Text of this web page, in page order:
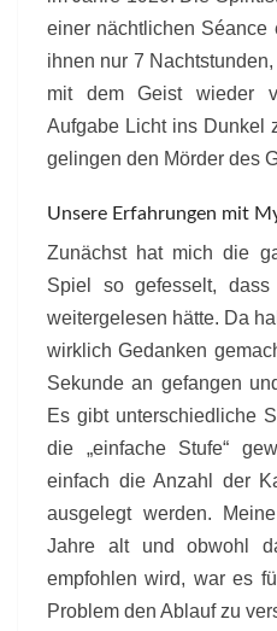
einer nächtlichen
ihnen nur 7
mit dem Geist wieder
Aufgabe Licht ins Dunkel
gelingen den Mörder des
Unsere Erfahrungen mit
Zunächst hat mich die
Spiel so gefesselt,
weitergelesen hätte. Da
wirklich Gedanken
Sekunde an gefangen
Es gibt unterschiedliche
die „einfache Stufe“
einfach die Anzahl der
ausgelegt werden.
Jahre alt und obwohl
empfohlen wird, war es
Problem den Ablauf zu